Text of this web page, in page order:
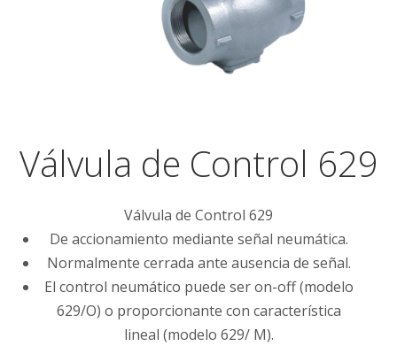
Válvula de Control 629
Válvula de Control 629
De accionamiento mediante señal neumática.
Normalmente cerrada ante ausencia de señal.
El control neumático puede ser on-off (modelo
629/O) o proporcionante con característica
lineal (modelo 629/ M).